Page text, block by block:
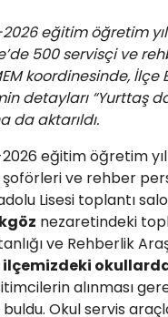
eğitim öğretim
500 servisçi ve
koordinesinde,
detayları “Yurttaş
da aktarıldı.
eğitim öğretim
şoförleri ve rehber
Lisesi toplantı
nezaretindeki
ve Rehberlik
alınması
Okul servis